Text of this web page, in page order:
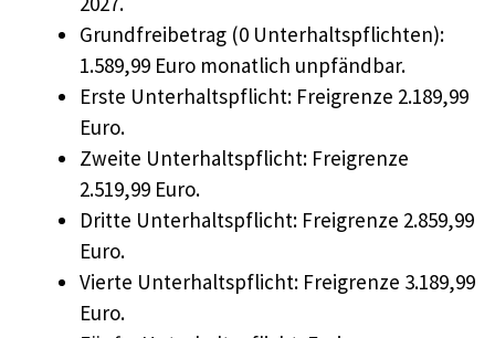
Grundfreibetrag (0 Unterhaltspflichten):
1.589,99 Euro monatlich unpfändbar.
Erste Unterhaltspflicht: Freigrenze 2.189,99
Euro.
Zweite Unterhaltspflicht: Freigrenze
2.519,99 Euro.
Dritte Unterhaltspflicht: Freigrenze 2.859,99
Euro.
Vierte Unterhaltspflicht: Freigrenze 3.189,99
Euro.